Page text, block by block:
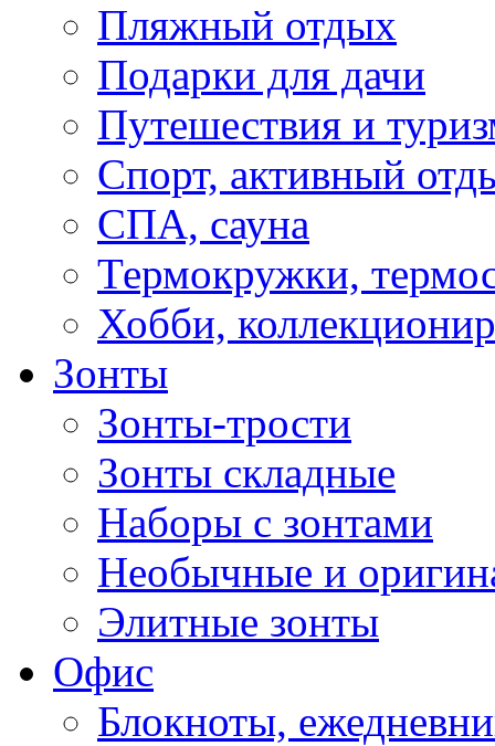
Пляжный отдых
Подарки для дачи
Путешествия и
Спорт, активный
СПА, сауна
Термокружки,
Хобби,
Зонты
Зонты-трости
Зонты складные
Наборы с зонтами
Необычные и
Элитные зонты
Офис
Блокноты,